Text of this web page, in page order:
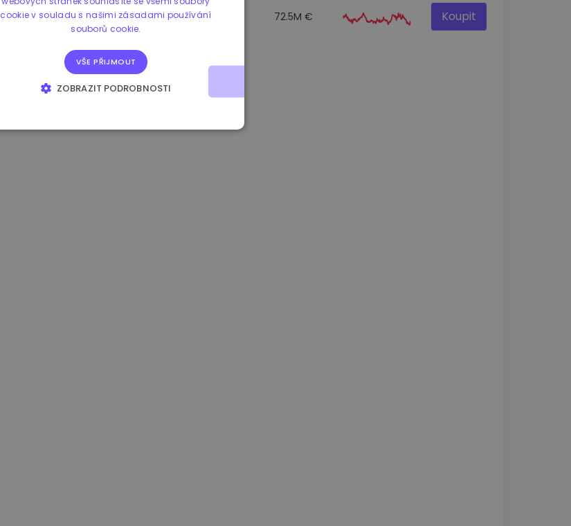
0.867648 € 0.00% 3.4B € 72.5M € Koupit
cookie v souladu s našimi zásadami používání
souborů cookie.
VŠE PŘIJMOUT
ZOBRAZIT PODROBNOSTI